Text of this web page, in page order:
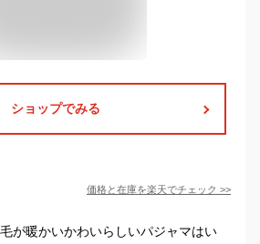
ショップでみる
価格と在庫を楽天でチェック >>
が暖かいかわいらしいパジャマはい